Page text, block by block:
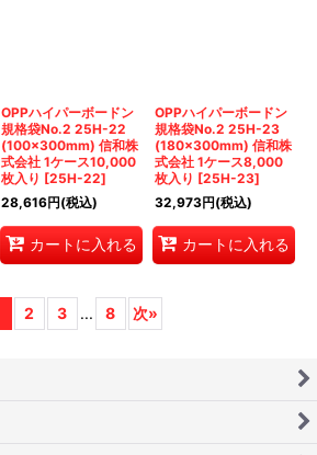
OPPハイパーボードン
規格袋No.2 25H-22
(100×300mm) 信和株
式会社 1ケース10,000
枚入り [25H-22]
28,616円(税込)
カートに入れる
OPPハイパーボードン
規格袋No.2 25H-23
(180×300mm) 信和株
式会社 1ケース8,000
枚入り [25H-23]
32,973円(税込)
カートに入れる
2 3 ... 8 次»